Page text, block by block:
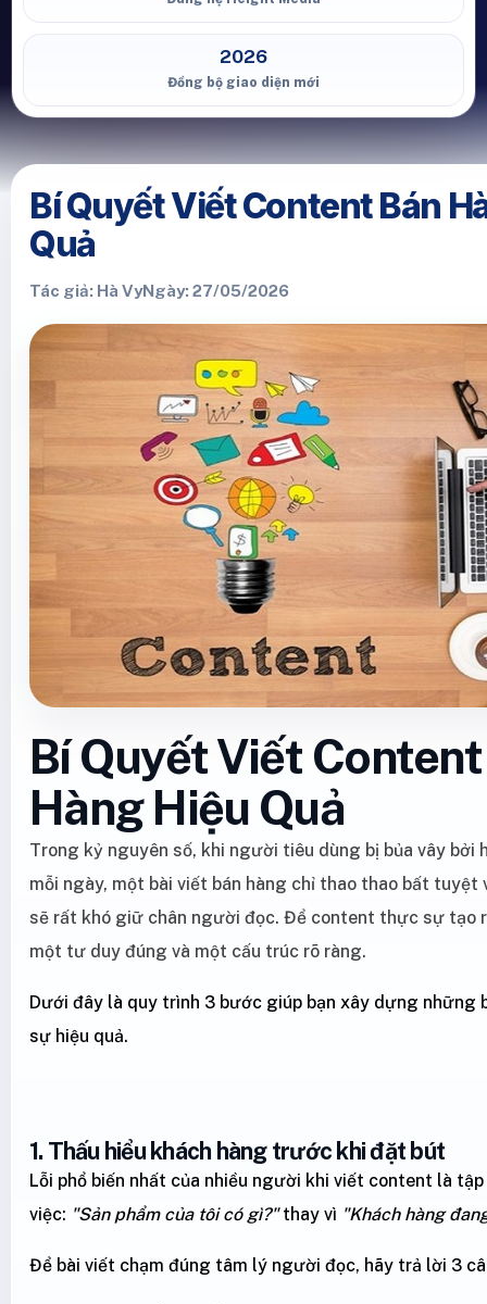
2026
Đồng bộ giao diện mới
Bí Quyết Viết Content Bán
Quả
Tác giả: Hà VyNgày: 27/05/2026
Bí Quyết Viết
Hàng Hiệu Quả
Trong kỷ nguyên số, khi người tiêu dùng bị bủa vây bởi
mỗi ngày, một bài viết bán hàng chỉ thao thao bất tuyệt
sẽ rất khó giữ chân người đọc. Để content thực sự tạo
một tư duy đúng và một cấu trúc rõ ràng.
Dưới đây là quy trình 3 bước giúp bạn xây dựng những
sự hiệu quả.
1. Thấu hiểu khách hàng trước khi đặt bút
Lỗi phổ biến nhất của nhiều người khi viết content là
việc: "Sản phẩm của tôi có gì?"thay vì "Khách hàng
Để bài viết chạm đúng tâm lý người đọc, hãy trả lời 3